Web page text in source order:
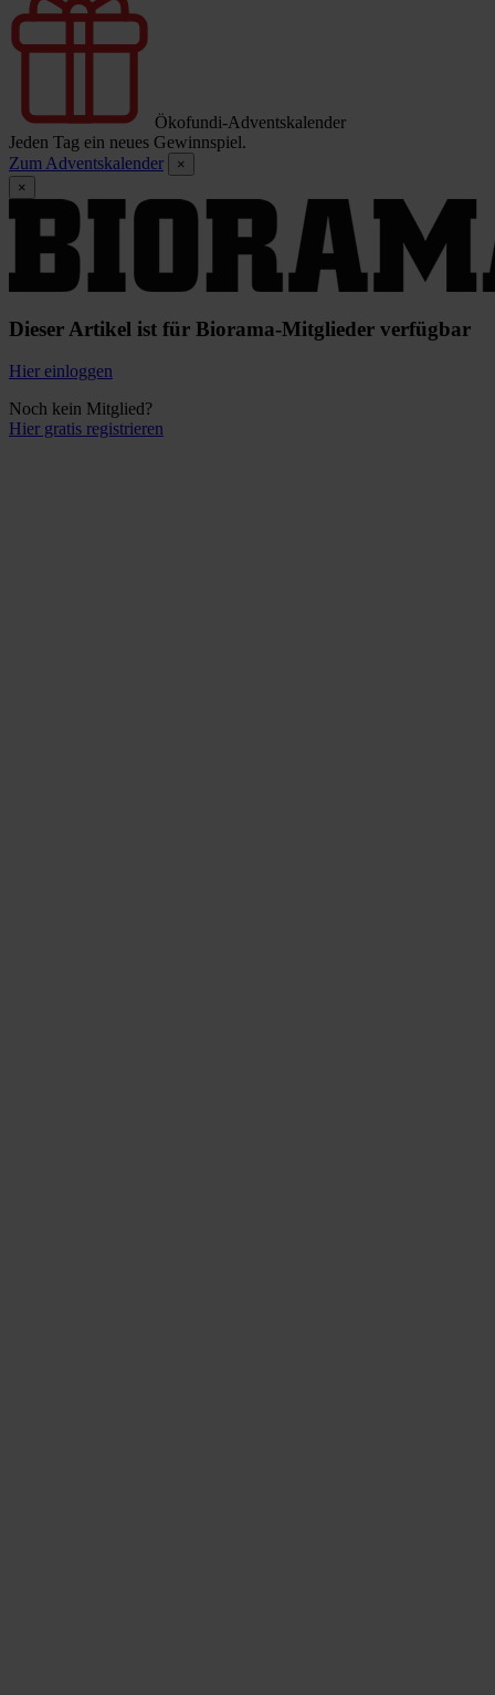
Ökofundi-Adventskalender
Jeden Tag ein neues Gewinnspiel.
Zum Adventskalender
×
×
Dieser Artikel ist für Biorama-Mitglieder verfügbar
Hier einloggen
Noch kein Mitglied?
Hier gratis registrieren